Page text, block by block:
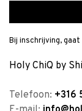
Bij inschrijving,
Holy ChiQ by
Telefoon: +316